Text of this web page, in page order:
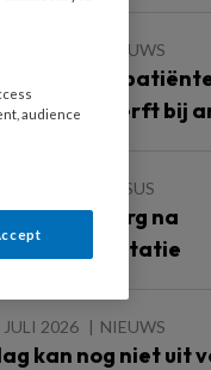
NIEUWS
op de vijf
sterft bij
CASUS
Voetzorg na
JULI 2026 NIEUWS
kan nog niet uit
audience